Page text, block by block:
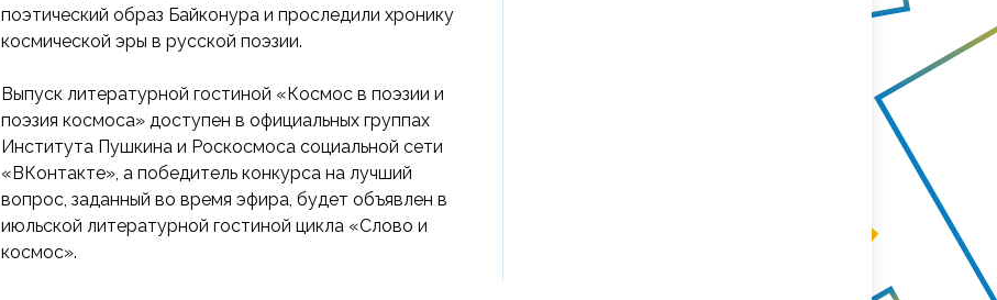
поэтический образ Байконура и проследили хронику
космической эры в русской поэзии.
Выпуск литературной гостиной «Космос в поэзии и
поэзия космоса» доступен в официальных группах
Института Пушкина и Роскосмоса социальной сети
«ВКонтакте», а победитель конкурса на лучший
вопрос, заданный во время эфира, будет объявлен в
июльской литературной гостиной цикла «Слово и
космос».